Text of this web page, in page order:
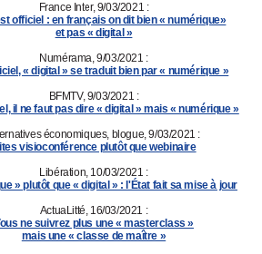
France Inter, 9/03/2021 :
officiel : en français on dit bien « numérique»
et pas « digital »
Numérama, 9/03/2021 :
« digital » se traduit bien par « numérique »
BFMTV, 9/03/2021 :
il ne faut pas dire « digital » mais « numérique »
économiques, blogue, 9/03/2021 :
visioconférence plutôt que webinaire
Libération, 10/03/2021 :
» plutôt que « digital » : l'État fait sa mise à jour
ActuaLitté, 16/03/2021 :
ne suivrez plus une « masterclass »
mais une « classe de maître »